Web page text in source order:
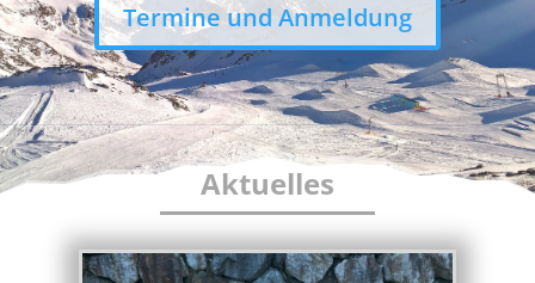
Termine und Anmeldung
Aktuelles